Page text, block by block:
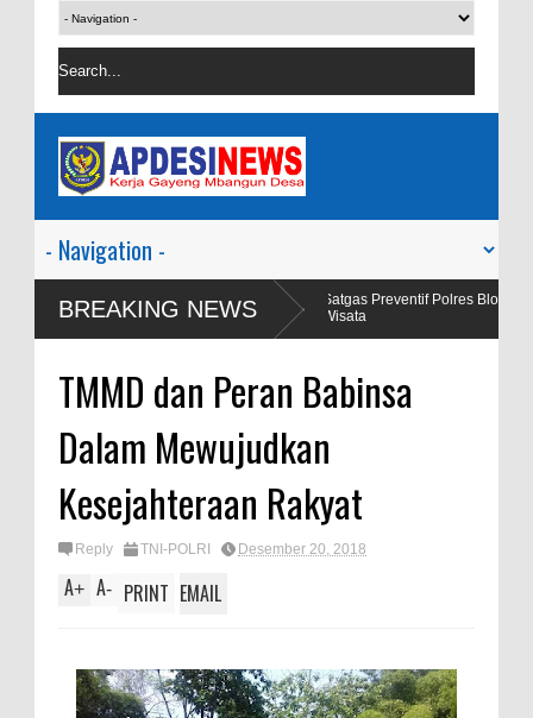
BREAKING NEWS
Viral Salah
Satgas Preventif Polres Blora Patroli Keamanan
Wisata
TMMD dan Peran Babinsa
Dalam Mewujudkan
Kesejahteraan Rakyat
Reply TNI-POLRI Desember 20, 2018
A+ A- PRINT EMAIL